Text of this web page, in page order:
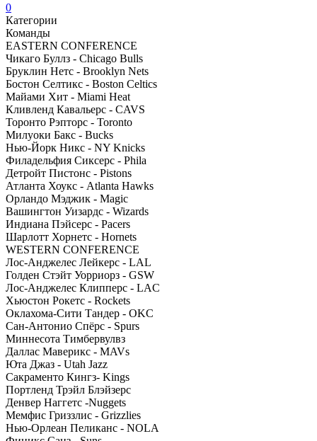
0
Категории
Команды
EASTERN CONFERENCE
Чикаго Буллз - Chicago Bulls
Бруклин Нетс - Brooklyn Nets
Бостон Селтикс - Boston Celtics
Майами Хит - Miami Heat
Кливленд Кавальерс - CAVS
Торонто Рэпторс - Toronto
Милуоки Бакс - Bucks
Нью-Йорк Никс - NY Knicks
Филадельфия Сиксерс - Phila
Детройт Пистонс - Pistons
Атланта Хоукс - Atlanta Hawks
Орландо Мэджик - Magic
Вашингтон Уизардс - Wizards
Индиана Пэйсерс - Pacers
Шарлотт Хорнетс - Hornets
WESTERN CONFERENCE
Лос-Анджелес Лейкерс - LAL
Голден Стэйт Уорриорз - GSW
Лос-Анджелес Клипперс - LAC
Хьюстон Рокетс - Rockets
Оклахома-Сити Тандер - OKC
Сан-Антонио Спёрс - Spurs
Миннесота Тимбервулвз
Даллас Маверикс - MAVs
Юта Джаз - Utah Jazz
Сакраменто Кингз- Kings
Портленд Трэйл Блэйзерс
Денвер Наггетс -Nuggets
Мемфис Гриззлис - Grizzlies
Нью-Орлеан Пеликанс - NOLA